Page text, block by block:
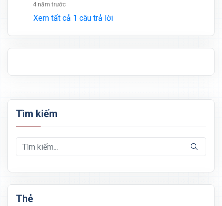
4 năm trước
Xem tất cả 1 câu trả lời
Tìm kiếm
Thẻ